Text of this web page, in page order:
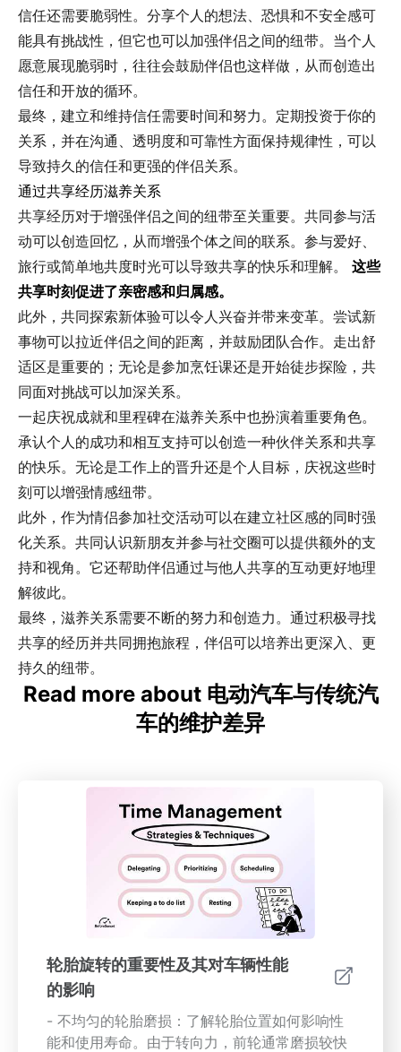
信任还需要脆弱性。分享个人的想法、恐惧和不安全感可
能具有挑战性，但它也可以加强伴侣之间的纽带。当个人
愿意展现脆弱时，往往会鼓励伴侣也这样做，从而创造出
信任和开放的循环。
最终，建立和维持信任需要时间和努力。定期投资于你的
关系，并在沟通、透明度和可靠性方面保持规律性，可以
导致持久的信任和更强的伴侣关系。
通过共享经历滋养关系
共享经历对于增强伴侣之间的纽带至关重要。共同参与活
动可以创造回忆，从而增强个体之间的联系。参与爱好、
旅行或简单地共度时光可以导致共享的快乐和理解。 这些
共享时刻促进了亲密感和归属感。
此外，共同探索新体验可以令人兴奋并带来变革。尝试新
事物可以拉近伴侣之间的距离，并鼓励团队合作。走出舒
适区是重要的；无论是参加烹饪课还是开始徒步探险，共
同面对挑战可以加深关系。
一起庆祝成就和里程碑在滋养关系中也扮演着重要角色。
承认个人的成功和相互支持可以创造一种伙伴关系和共享
的快乐。无论是工作上的晋升还是个人目标，庆祝这些时
刻可以增强情感纽带。
此外，作为情侣参加社交活动可以在建立社区感的同时强
化关系。共同认识新朋友并参与社交圈可以提供额外的支
持和视角。它还帮助伴侣通过与他人共享的互动更好地理
解彼此。
最终，滋养关系需要不断的努力和创造力。通过积极寻找
共享的经历并共同拥抱旅程，伴侣可以培养出更深入、更
持久的纽带。
Read more about 电动汽车与传统汽
车的维护差异
轮胎旋转的重要性及其对车辆性能
的影响
- 不均匀的轮胎磨损：了解轮胎位置如何影响性
能和使用寿命。由于转向力，前轮通常磨损较快